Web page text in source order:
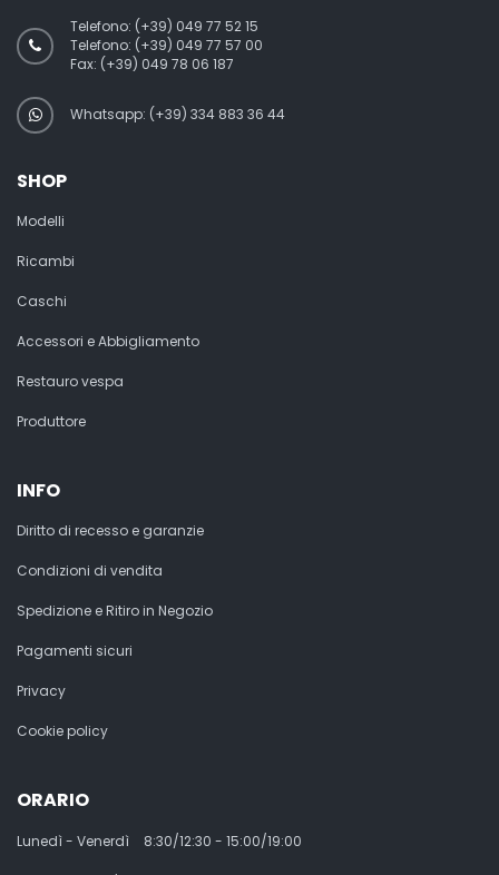
Telefono: (+39) 049 77 52 15
Telefono: (+39) 049 77 57 00
Fax: (+39) 049 78 06 187
Whatsapp: (+39) 334 883 36 44
SHOP
Modelli
Ricambi
Caschi
Accessori e Abbigliamento
Restauro vespa
Produttore
INFO
Diritto di recesso e garanzie
Condizioni di vendita
Spedizione e Ritiro in Negozio
Pagamenti sicuri
Privacy
Cookie policy
ORARIO
Lunedì - Venerdì 8:30/12:30 - 15:00/19:00